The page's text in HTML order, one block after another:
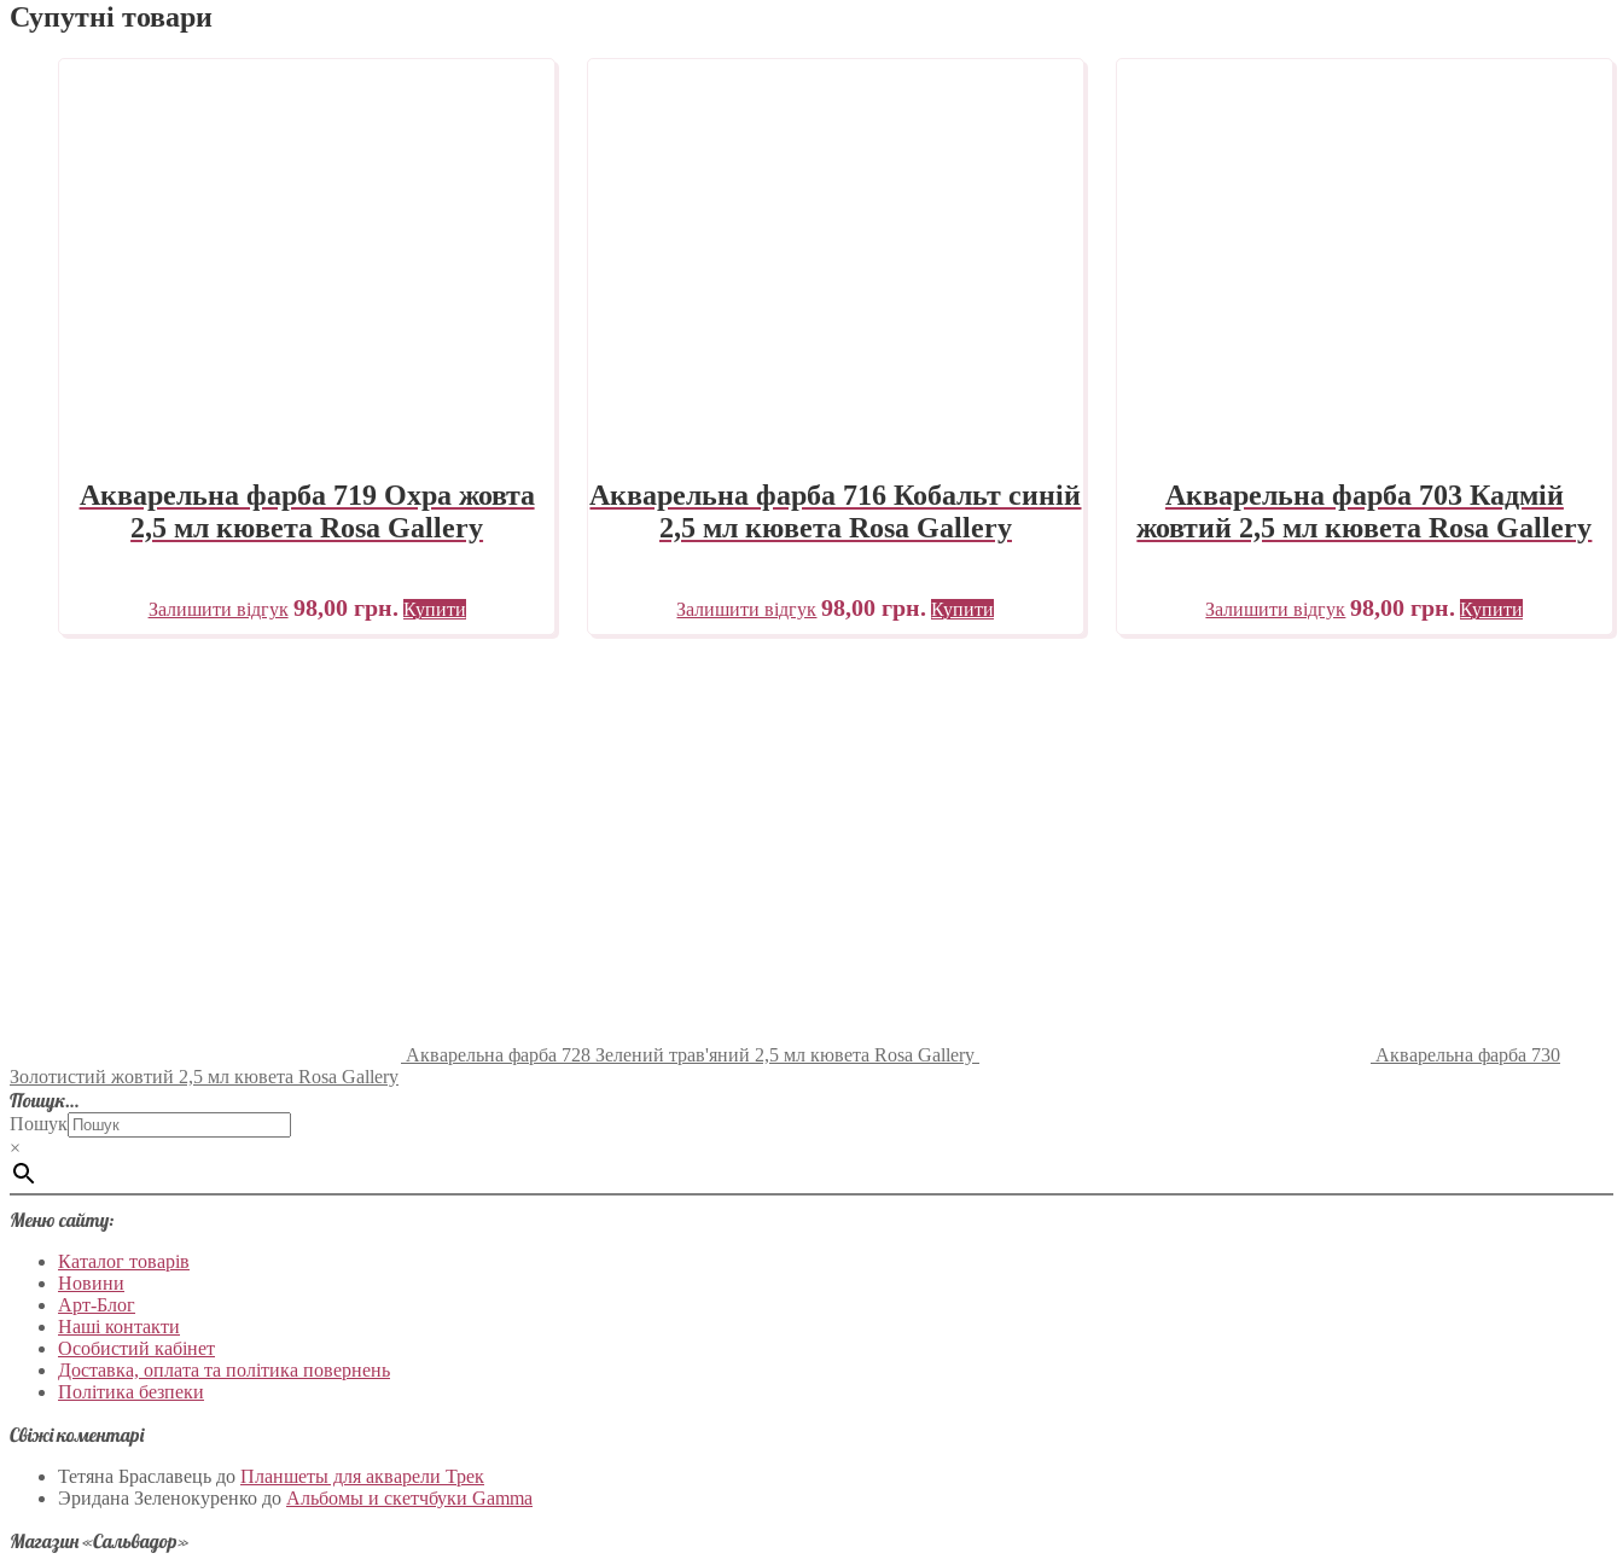
Супутні товари
Акварельна фарба 719 Охра жовта
2,5 мл кювета Rosa Gallery
Залишити відгук 98,00 грн. Купити
Акварельна фарба 716 Кобальт синій
2,5 мл кювета Rosa Gallery
Залишити відгук 98,00грн. Купити
Акварельна фарба 703 Кадмій
жовтий 2,5 мл кювета Rosa Gallery
Залишити відгук 98,00грн. Купити
Акварельна фарба 728 Зелений трав'яний 2,5 мл кювета Rosa Gallery
Акварельна фарба 730
Золотистий жовтий 2,5 мл кювета Rosa Gallery
Пошук…
Пошук
×
Меню сайту:
Каталог товарів
Новини
Арт-Блог
Наші контакти
Особистий кабінет
Доставка, оплата та політика повернень
Політика безпеки
Свіжі коментарі
Тетяна Браславець до Планшеты для акварели Трек
Эридана Зеленокуренко до Альбомы и скетчбуки Gamma
Магазин «Сальвадор»